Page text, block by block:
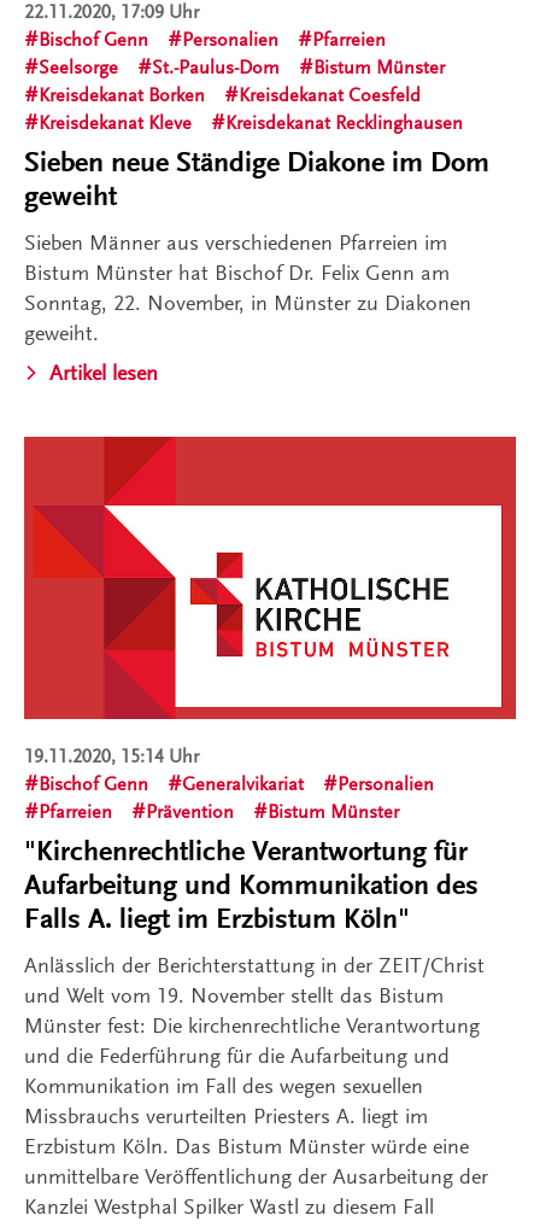
22.11.2020, 17:09 Uhr
Bischof Genn
Personalien
Pfarreien
Seelsorge
St.-Paulus-Dom
Bistum Münster
Kreisdekanat Borken
Kreisdekanat Coesfeld
Kreisdekanat Kleve
Kreisdekanat Recklinghausen
Sieben neue Ständige Diakone im Dom
geweiht
Sieben Männer aus verschiedenen Pfarreien im
Bistum Münster hat Bischof Dr. Felix Genn am
Sonntag, 22. November, in Münster zu Diakonen
geweiht.
Artikel lesen
19.11.2020, 15:14 Uhr
Bischof Genn
Generalvikariat
Personalien
Pfarreien
Prävention Bistum Münster
"Kirchenrechtliche Verantwortung für
Aufarbeitung und Kommunikation des
Falls A. liegt im Erzbistum Köln"
Anlässlich der Berichterstattung in der ZEIT/Christ
und Welt vom 19. November stellt das Bistum
Münster fest: Die kirchenrechtliche Verantwortung
und die Federführung für die Aufarbeitung und
Kommunikation im Fall des wegen sexuellen
Missbrauchs verurteilten Priesters A. liegt im
Erzbistum Köln. Das Bistum Münster würde eine
unmittelbare Veröffentlichung der Ausarbeitung der
Kanzlei Westphal Spilker Wastl zu diesem Fall